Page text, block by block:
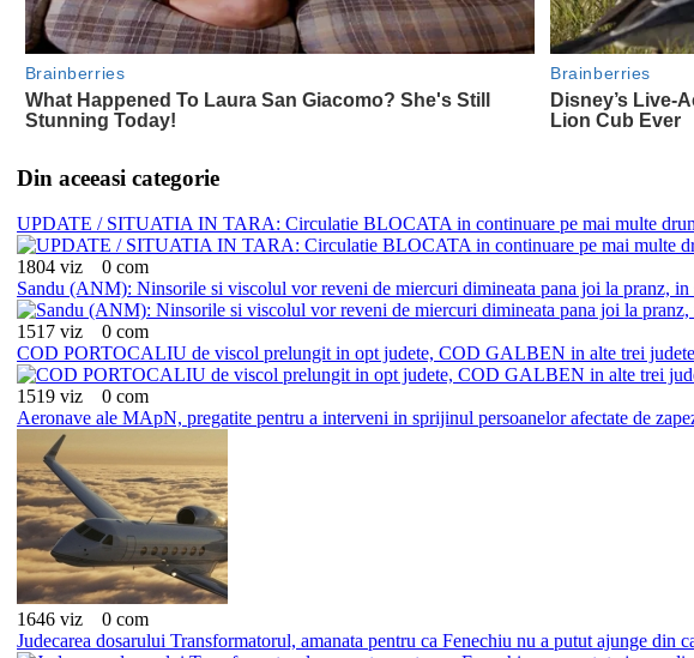
Din aceeasi categorie
UPDATE / SITUATIA IN TARA: Circulatie BLOCATA in continuare pe mai multe
1804 viz
0 com
Sandu (ANM): Ninsorile si viscolul vor reveni de miercuri dimineata pana joi la pranz, in
1517 viz
0 com
COD PORTOCALIU de viscol prelungit in opt judete, COD GALBEN in alte trei
1519 viz
0 com
Aeronave ale MApN, pregatite pentru a interveni in sprijinul persoanelor afectate de
1646 viz
0 com
Judecarea dosarului Transformatorul, amanata pentru ca Fenechiu nu a putut ajunge din